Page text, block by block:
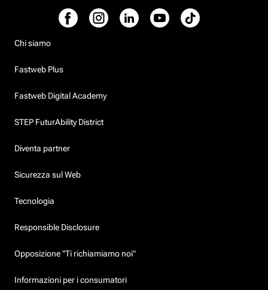
Chi siamo
Fastweb Plus
Fastweb Digital Academy
STEP FuturAbility District
Diventa partner
Sicurezza sul Web
Tecnologia
Responsible Disclosure
Opposizione "Ti richiamiamo noi"
Informazioni per i consumatori